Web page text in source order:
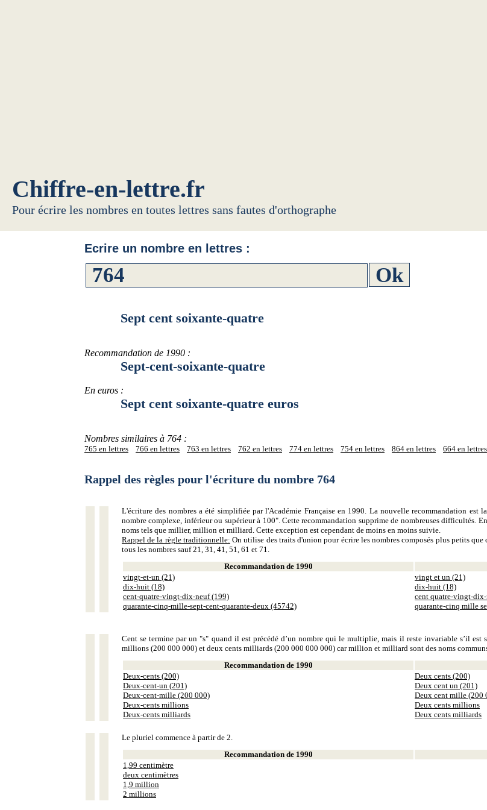
Chiffre-en-lettre.fr
Pour écrire les nombres en toutes lettres sans fautes d'orthographe
Ecrire un nombre en lettres :
Sept cent soixante-quatre
Recommandation de 1990 :
Sept-cent-soixante-quatre
En euros :
Sept cent soixante-quatre euros
Nombres similaires à 764 :
765 en lettres 766 en lettres 763 en lettres 762 en lettres 774 en lettres 754 en lettres 864 en lettres 664 en lettres
Rappel des règles pour l'écriture du nombre 764
L'écriture des nombres a été simplifiée par l'Académie Française en 1990. La nouvelle recommandation
nombre complexe, inférieur ou supérieur à 100". Cette recommandation supprime de nombreuses difficultés.
noms tels que millier, million et milliard. Cette exception est cependant de moins en moins suivie.
Rappel de la règle traditionnelle: On utilise des traits d'union pour écrire les nombres composés plus petits
tous les nombres sauf 21, 31, 41, 51, 61 et 71.
Recommandation de 1990
vingt-et-un (21)
dix-huit (18)
cent-quatre-vingt-dix-neuf (199)
quarante-cinq-mille-sept-cent-quarante-deux (45742)
vingt et un (21)
dix-huit (18)
cent quatre-vingt-
quarante-cinq mille
Cent se termine par un "s" quand il est précédé d’un nombre qui le multiplie, mais il reste invariable s’il
millions (200 000 000) et deux cents milliards (200 000 000 000) car million et milliard sont des noms
Recommandation de 1990
Deux-cents (200)
Deux-cent-un (201)
Deux-cent-mille (200 000)
Deux-cents millions
Deux-cents milliards
Deux cents (200)
Deux cent un (201)
Deux cent mille (200
Deux cents millions
Deux cents milliards
Le pluriel commence à partir de 2.
Recommandation de 1990
1,99 centimètre
deux centimètres
1,9 million
2 millions